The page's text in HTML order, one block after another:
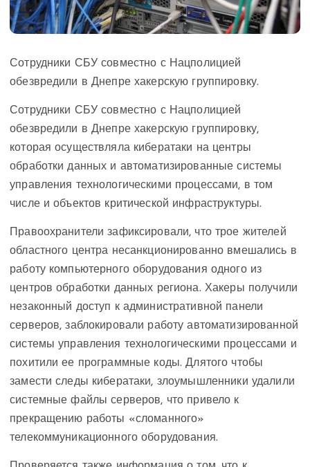
Сотрудники СБУ совместно с Нацполицией
обезвредили в Днепре хакерскую группировку.
Сотрудники СБУ совместно с Нацполицией
обезвредили в Днепре хакерскую группировку,
которая осуществляла кибератаки на центры
обработки данных и автоматизированные системы
управления технологическими процессами, в том
числе и объектов критической инфраструктуры.
Правоохранители зафиксировали, что трое жителей
областного центра несанкционированно вмешались в
работу компьютерного оборудования одного из
центров обработки данных региона. Хакеры получили
незаконный доступ к административной панели
серверов, заблокировали работу автоматизированной
системы управления технологическими процессами и
похитили ее программные коды. Длятого чтобы
замести следы кибератаки, злоумышленники удалили
системные файлы серверов, что привело к
прекращению работы «сломанного»
телекоммуникационного оборудования.